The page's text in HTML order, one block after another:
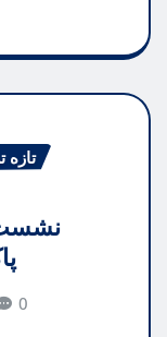
تازه
نشست
0